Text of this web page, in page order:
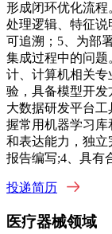
形成闭环优化流
处理逻辑、特征
可追溯；5、为部
集成过程中的问
计、计算机相关
验，具备模型开发
大数据研发平台工
握常用机器学习库
和表达能力，独
报告编写;4、具有
投递简历
医疗器械领域